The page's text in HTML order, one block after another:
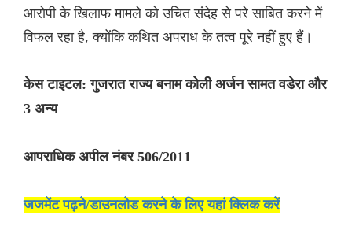
आरोपी के खिलाफ मामले को उचित संदेह से परे साबित करने में
विफल रहा है, क्योंकि कथित अपराध के तत्व पूरे नहीं हुए हैं।
केस टाइटल: गुजरात राज्य बनाम कोली अर्जन सामत वडेरा और
3 अन्य
आपराधिक अपील नंबर 506/2011
जजमेंट पढ़ने/डाउनलोड करने के लिए यहां क्लिक करें